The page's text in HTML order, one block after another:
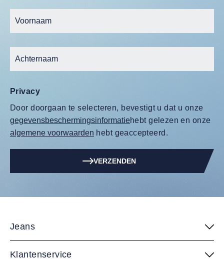
Privacy
Door doorgaan te selecteren, bevestigt u dat u onze
gegevensbeschermingsinformatiehebt gelezen en onze
algemene voorwaarden hebt geaccepteerd.
VERZENDEN
Jeans
Klantenservice